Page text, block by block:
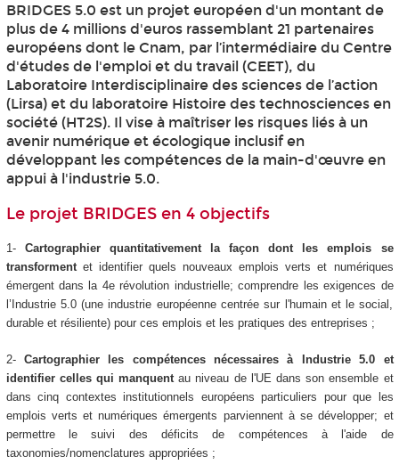
BRIDGES 5.0 est un projet européen d'un montant de
plus de 4 millions d'euros rassemblant 21 partenaires
européens dont le Cnam, par l’intermédiaire du Centre
d'études de l'emploi et du travail (CEET), du
Laboratoire Interdisciplinaire des sciences de l’action
(Lirsa) et du laboratoire Histoire des technosciences en
société (HT2S). Il vise à maîtriser les risques liés à un
avenir numérique et écologique inclusif en
développant les compétences de la main-d'œuvre en
appui à l'industrie 5.0.
Le projet BRIDGES en 4 objectifs
1- Cartographier quantitativement la façon dont les emplois se
transforment et identifier quels nouveaux emplois verts et numériques
émergent dans la 4e révolution industrielle; comprendre les exigences de
l’Industrie 5.0 (une industrie européenne centrée sur l'humain et le social,
durable et résiliente) pour ces emplois et les pratiques des entreprises ;
2- Cartographier les compétences nécessaires à Industrie 5.0 et
identifier celles qui manquentau niveau de l'UE dans son ensemble et
dans cinq contextes institutionnels européens particuliers pour que les
emplois verts et numériques émergents parviennent à se développer; et
permettre le suivi des déficits de compétences à l'aide de
taxonomies/nomenclatures appropriées ;